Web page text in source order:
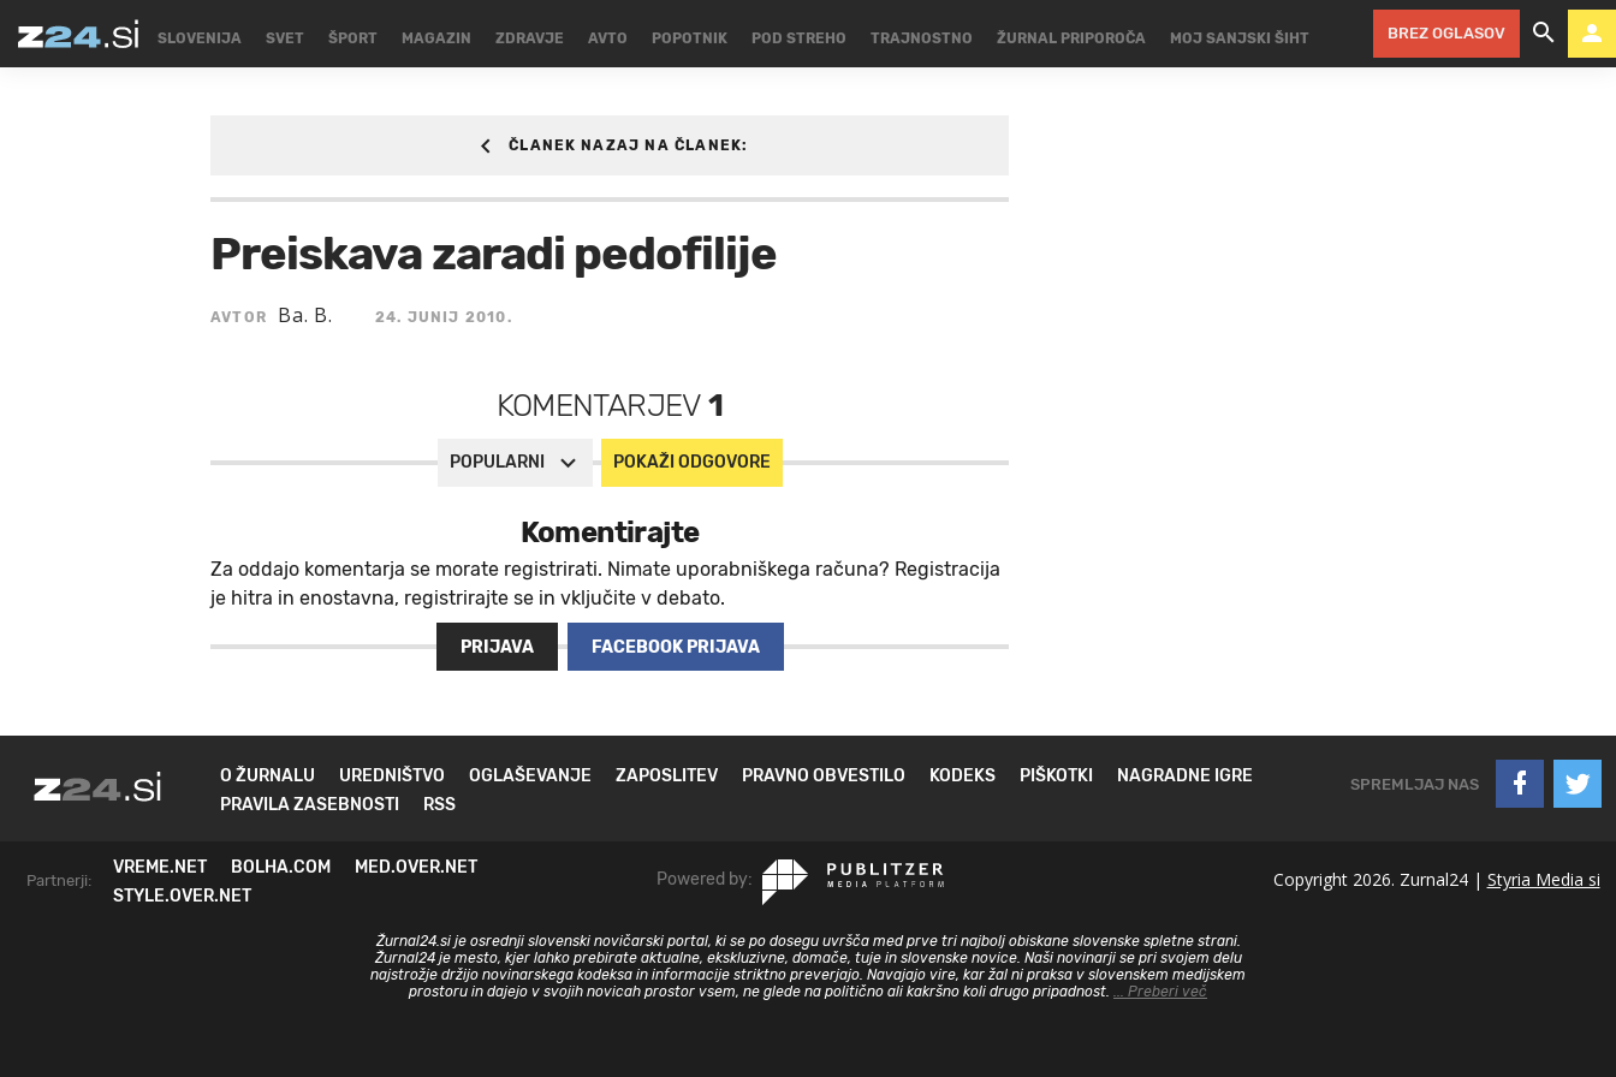
SLOVENIJA SVET ŠPORT MAGAZIN ZDRAVJE AVTO POPOTNIK POD STREHO TRAJNOSTNO ŽURNAL PRIPOROČA MOJ SANJSKI ŠIHT BREZ OGLASOV
Preiskava zaradi pedofilije
AVTOR Ba. B. 24. JUNIJ 2010.
ČLANEK NAZAJ NA ČLANEK:
KOMENTARJEV1
POPULARNI POKAŽI ODGOVORE
Komentirajte
Za oddajo komentarja se morate registrirati. Nimate uporabniškega računa? Registracija
je hitra in enostavna, registrirajte se in vključite v debato.
PRIJAVA FACEBOOK PRIJAVA
O ŽURNALU UREDNIŠTVO OGLAŠEVANJE ZAPOSLITEV PRAVNO OBVESTILO KODEKS PIŠKOTKI
NAGRADNE IGRE
PRAVILA ZASEBNOSTI
RSS
SPREMLJAJ NAS
Partnerji:
VREME.NET BOLHA.COM
MED.OVER.NET
STYLE.OVER.NET
Powered by: Copyright 2026. Zurnal24 | Styria Media si
Žurnal24.si je osrednji slovenski novičarski portal, ki se po dosegu uvršča med prve tri najbolj obiskane slovenske spletne strani.
Žurnal24 je mesto, kjer lahko prebirate aktualne, ekskluzivne, domače, tuje in slovenske novice. Naši novinarji se pri svojem delu
najstrožje držijo novinarskega kodeksa in informacije striktno preverjajo. Navajajo vire, kar žal ni praksa v slovenskem medijskem
prostoru in dajejo v svojih novicah prostor vsem, ne glede na politično ali kakršno koli drugo pripadnost. ... Preberi več